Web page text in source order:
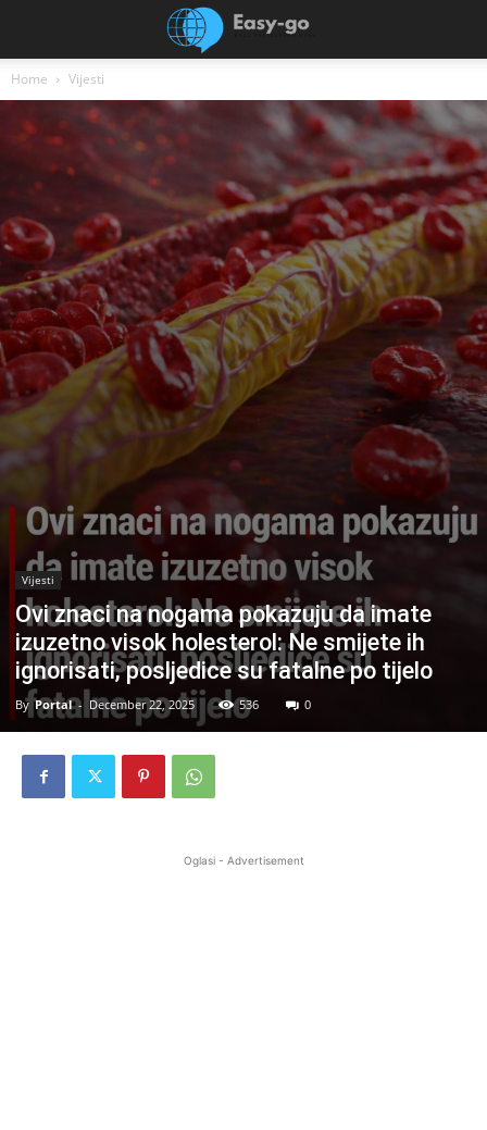
Home Vijesti
Vijesti
Ovi znaci na nogama pokazuju da imate
izuzetno visok holesterol: Ne smijete ih
ignorisati, posljedice su fatalne po tijelo
By Portal - December 22, 2025 536 0
Oglasi - Advertisement